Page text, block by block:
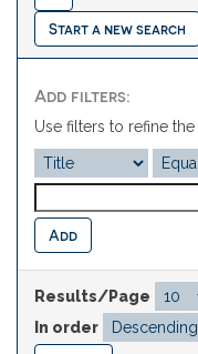
Start a new search
Add filters:
Use filters to refine the
Results/Page
In order